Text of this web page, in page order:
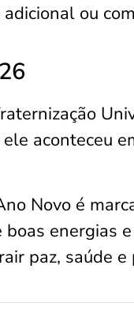
ou
ele aconteceu
Novo é
boas energias
paz, saúde